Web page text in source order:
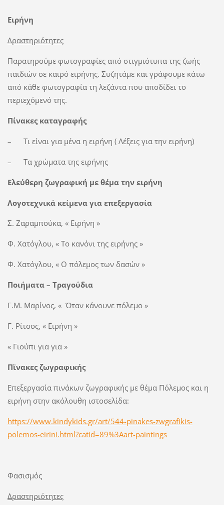
Ειρήνη
Δραστηριότητες
Παρατηρούμε φωτογραφίες από στιγμιότυπα της ζωής
παιδιών σε καιρό ειρήνης. Συζητάμε και γράφουμε κάτω
από κάθε φωτογραφία τη λεζάντα που αποδίδει το
περιεχόμενό της.
Πίνακες καταγραφής
– Τι είναι για μένα η ειρήνη ( Λέξεις για την ειρήνη)
– Τα χρώματα της ειρήνης
Ελεύθερη ζωγραφική με θέμα την ειρήνη
Λογοτεχνικά κείμενα για επεξεργασία
Σ. Ζαραμπούκα, « Ειρήνη »
Φ. Χατόγλου, « Το κανόνι της ειρήνης »
Φ. Χατόγλου, « Ο πόλεμος των δασών »
Ποιήματα – Τραγούδια
Γ.Μ. Μαρίνος, « Όταν κάνουνε πόλεμο »
Γ. Ρίτσος, « Ειρήνη »
« Γιούπι για για »
Πϊνακες ζωγραφικής
Επεξεργασία πινάκων ζωγραφικής με θέμα Πόλεμος και η
ειρήνη στην ακόλουθη ιστοσελίδα:
https://www.kindykids.gr/art/544-pinakes-zwgrafikis-
polemos-eirini.html?catid=89%3Aart-paintings
Φασισμός
Δραστηριότητες